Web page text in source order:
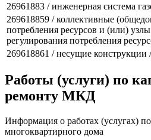
26961883 / инженерная система
269618859 / коллективные
потребления ресурсов и (или)
регулирования потребления
269618861 / несущие конструкции
Работы (услуги) по
ремонту МКД
Информация о работах (услугах)
многоквартирного дома